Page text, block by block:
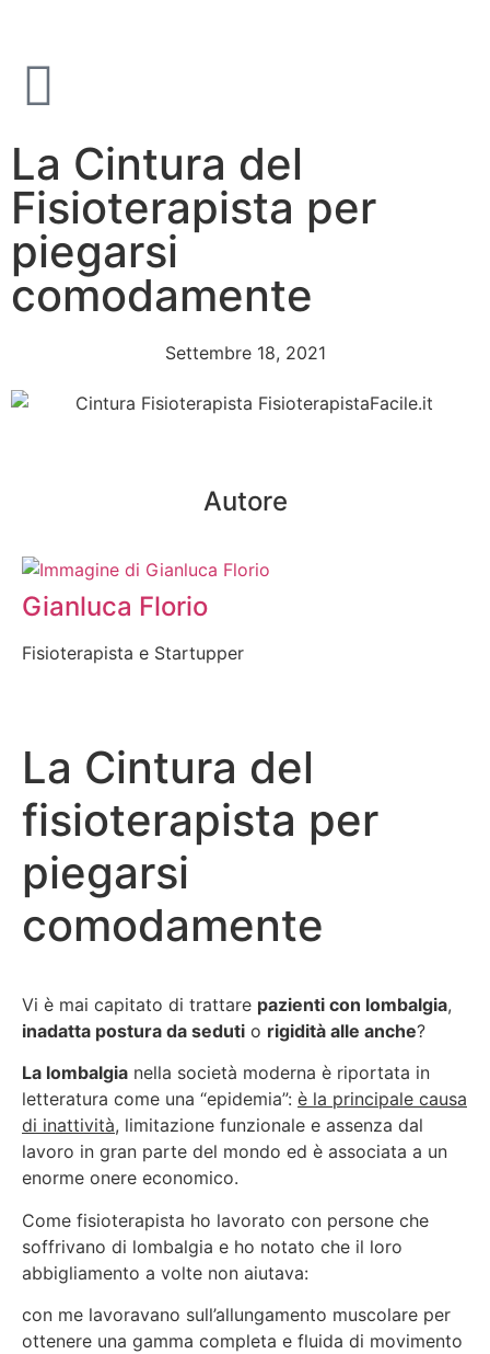
La Cintura del
Fisioterapista per
piegarsi
comodamente
Settembre 18, 2021
Autore
Gianluca Florio
Fisioterapista e Startupper
La Cintura del
fisioterapista per
piegarsi
comodamente
Vi è mai capitato di trattare pazienti con lombalgia,
inadatta postura da seduti o rigidità alle anche?
La lombalgia nella società moderna è riportata in
letteratura come una “epidemia”: è la principale causa
di inattività, limitazione funzionale e assenza dal
lavoro in gran parte del mondo ed è associata a un
enorme onere economico.
Come fisioterapista ho lavorato con persone che
soffrivano di lombalgia e ho notato che il loro
abbigliamento a volte non aiutava:
con me lavoravano sull’allungamento muscolare per
ottenere una gamma completa e fluida di movimento